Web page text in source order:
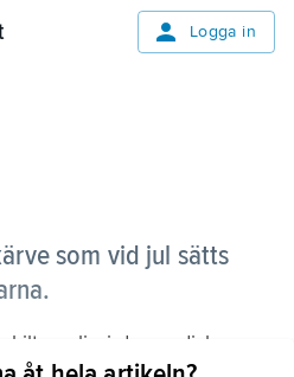
Logga in
som vid jul sätts
vanlig i de nordiska